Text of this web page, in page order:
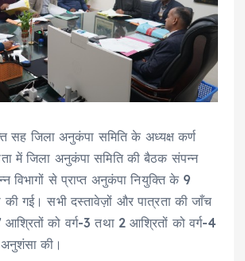
सह जिला अनुकंपा समिति के अध्यक्ष कर्ण
में जिला अनुकंपा समिति की बैठक संपन्न
विभागों से प्राप्त अनुकंपा नियुक्ति के 9
की गई। सभी दस्तावेज़ों और पात्रता की जाँच
को वर्ग-3 तथा 2 आश्रितों को वर्ग-4
की।